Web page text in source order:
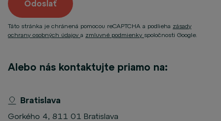
Odoslať
Táto stránka je chránená pomocou reCAPTCHA a podlieha zásady
ochrany osobných údajov a zmluvné podmienky spoločnosti Google.
Alebo nás kontaktujte priamo na:
Bratislava
Gorkého 4, 811 01 Bratislava